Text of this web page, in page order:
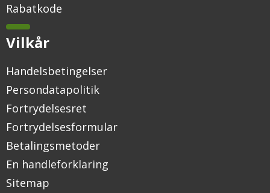
Rabatkode
Vilkår
Handelsbetingelser
Persondatapolitik
Fortrydelsesret
Fortrydelsesformular
Betalingsmetoder
En handleforklaring
Sitemap